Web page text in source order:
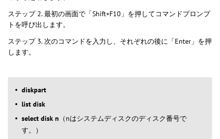
ステップ 2. 最初の画面で「Shift+F10」を押してコマンドプロンプ
トを呼び出します。
ステップ 3. 次のコマンドを入力し、それぞれの後に「Enter」を押
します。
diskpart
list disk
select disk n （nはシステムディスクのディスク番号で
す。）